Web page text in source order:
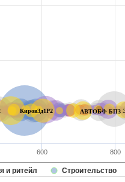
АВТОБФ БП3
КировЗд1Р2
и ритейл Строительство
600 800